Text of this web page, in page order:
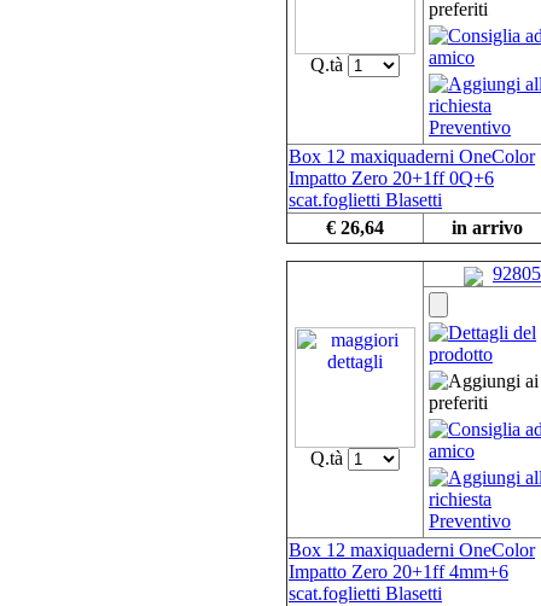
Q.tà
Box 12 maxiquaderni OneColor
Impatto Zero 20+1ff 0Q+6
scat.foglietti Blasetti
€ 26,64
in arrivo
Q.tà
92805
Box 12 maxiquaderni OneColor
Impatto Zero 20+1ff 4mm+6
scat.foglietti Blasetti